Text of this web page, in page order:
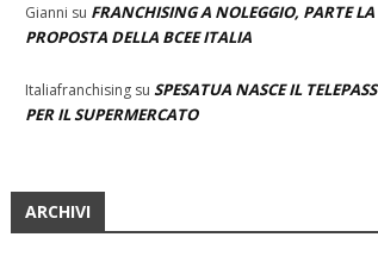
Gianni su FRANCHISING A NOLEGGIO, PARTE LA
PROPOSTA DELLA BCEE ITALIA
Italiafranchising su SPESATUA NASCE IL TELEPASS
PER IL SUPERMERCATO
ARCHIVI